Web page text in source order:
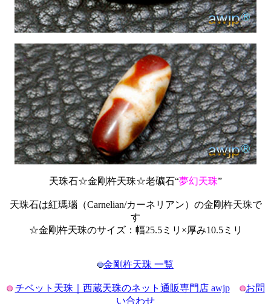
天珠石☆金剛杵天珠☆老礦石“夢幻天珠”
天珠石は紅瑪瑙（Carnelian/カーネリアン）の金剛杵天珠で
す
☆金剛杵天珠のサイズ：幅25.5ミリ×厚み10.5ミリ
金剛杵天珠 一覧
チベット天珠｜西蔵天珠のネット通販専門店 awjp
お問
い合わせ